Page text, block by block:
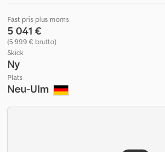
Fast pris plus moms
5 041 €
(5 999 € brutto)
Skick
Ny
Plats
Neu-Ulm